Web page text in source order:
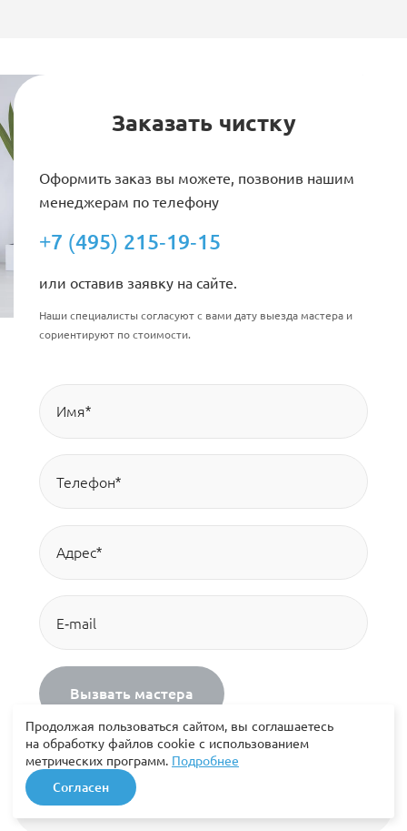
Заказать чистку
Оформить заказ вы можете, позвонив нашим
менеджерам по телефону
+7 (495) 215-19-15
или оставив заявку на сайте.
Наши специалисты согласуют с вами дату выезда мастера и
сориентируют по стоимости.
Вызвать мастера
Нажимая на кнопку «Вызвать мастера» вы принимаете
Политики конфиденциальности
Продолжая пользоваться сайтом, вы соглашаетесь
на обработку файлов cookie с использованием
метрических программ. Подробнее
Согласен